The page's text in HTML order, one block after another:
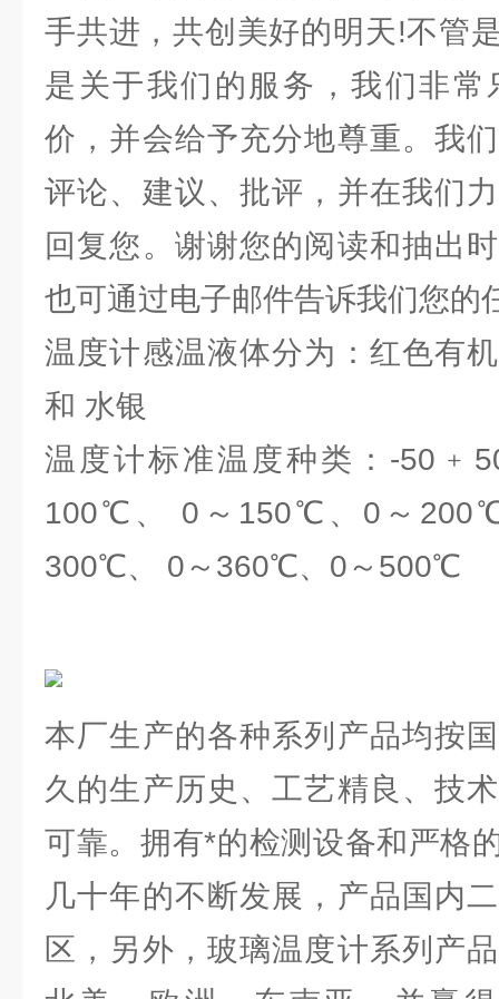
手共进，共创美好的明天!不管
是关于我们的服务，我们非
价，并会给予充分地尊重。我
评论、建议、批评，并在我们
回复您。谢谢您的阅读和抽出
也可通过电子邮件告诉我们您的
温度计感温液体分为：红色有
和 水银
温度计标准温度种类：-
100℃、 0～150℃、0～
300℃、 0～360℃、0～500℃
本厂生产的各种系列产品均按
久的生产历史、工艺精良、技
可靠。拥有*的检测设备和严格
几十年的不断发展，产品国内
区，另外，玻璃温度计系列产